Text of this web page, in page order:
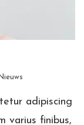
Nieuws
adipiscing
varius finibus,